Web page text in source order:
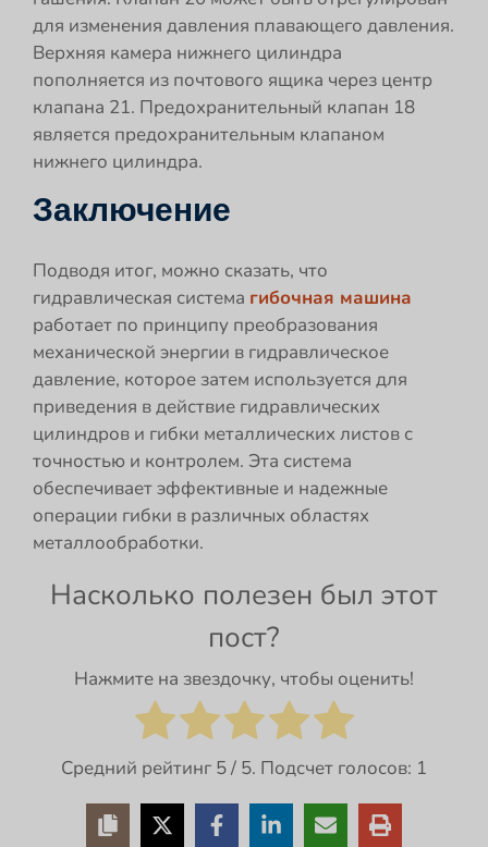
для изменения давления плавающего давления.
Верхняя камера нижнего цилиндра
пополняется из почтового ящика через центр
клапана 21. Предохранительный клапан 18
является предохранительным клапаном
нижнего цилиндра.
Заключение
Подводя итог, можно сказать, что
гидравлическая система гибочная машина
работает по принципу преобразования
механической энергии в гидравлическое
давление, которое затем используется для
приведения в действие гидравлических
цилиндров и гибки металлических листов с
точностью и контролем. Эта система
обеспечивает эффективные и надежные
операции гибки в различных областях
металлообработки.
Насколько полезен был этот
пост?
Нажмите на звездочку, чтобы оценить!
Средний рейтинг 5/ 5. Подсчет голосов: 1